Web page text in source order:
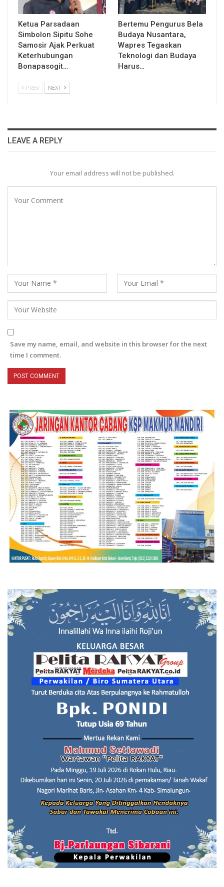
Ketua Parsadaan
Simbolon Sipitu Sohe
Samosir Ajak Perkuat
Keterhubungan
Bonapasogit…
Bertemu Pengurus Bela
Budaya Nusantara,
Wapres Tegaskan
Teknologi dan Budaya
Harus…
PREV NEXT
LEAVE A REPLY
Your email address will not be published.
Save my name, email, and website in this browser for the next
time I comment.